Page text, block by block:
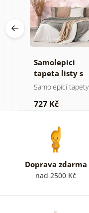
Samolepící
tapeta listy s
pastelovým
Samolepící tapety
727 Kč
Doprava zdarma
nad 2500 Kč